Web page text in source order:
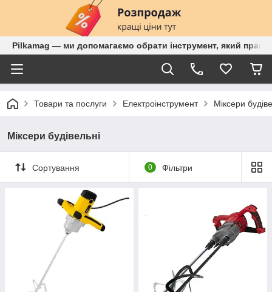
Pilkamag — ми допомагаємо обрати інструмент, який
Товари та послуги Електроінструмент Міксери
Міксери будівельні
Сортування 0 Фільтри